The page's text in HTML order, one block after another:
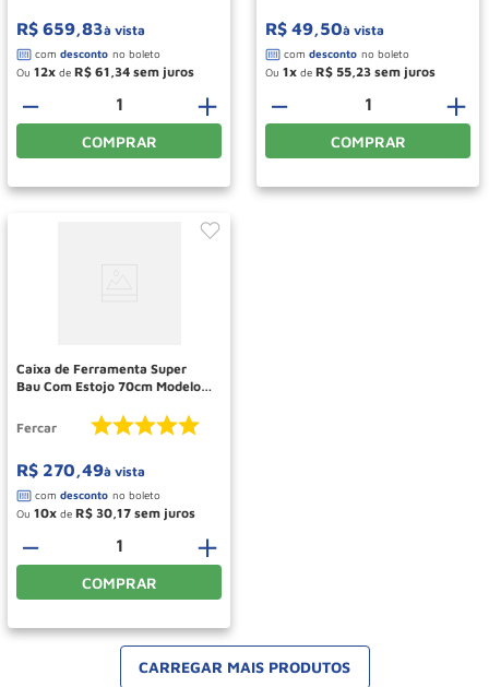
R$ 659,83à vista
Ou 12 de R$ 61 34
＋
－
COMPRAR
R$ 49,50à vista
Ou 1 de R$ 55 23
＋
－
COMPRAR
Caixa de Ferramenta Super
Bau Com Estojo 70cm Modelo
Fercar
R$ 270,49à vista
Ou 10 de R$ 30 17
＋
－
COMPRAR